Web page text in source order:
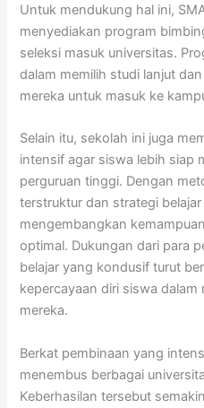
Untuk mendukung hal ini,
menyediakan program
seleksi masuk universitas.
dalam memilih studi lanjut
mereka untuk masuk ke
Selain itu, sekolah ini juga
intensif agar siswa lebih siap
perguruan tinggi. Dengan
terstruktur dan strategi
mengembangkan
optimal. Dukungan dari para
belajar yang kondusif turut
kepercayaan diri siswa
mereka.
Berkat pembinaan yang
menembus berbagai
Keberhasilan tersebut